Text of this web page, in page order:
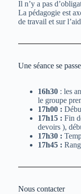
Il n’y a pas
La pédagogie est
de travail et sur
Une séance se
16h30 : les
le groupe
17h00 :
17h15 : Fin
devoirs ),
17h30 :
17h45 :
Nous contacter